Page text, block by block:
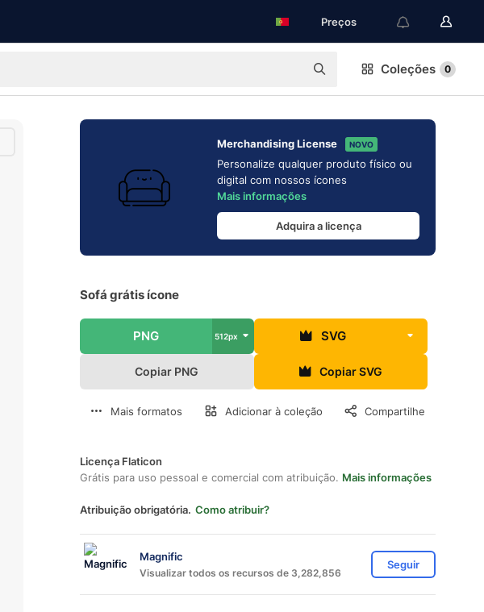
Preços
Coleções 0
Merchandising License NOVO
Personalize qualquer produto físico ou
digital com nossos ícones
Mais informações
Adquira a licença
Sofá grátis ícone
PNG 512px SVG
Copiar PNG Copiar SVG
Mais formatos Adicionar à coleção Compartilhe
Licença Flaticon
Grátis para uso pessoal e comercial com atribuição. Mais informações
Atribuição obrigatória. Como atribuir?
Magnific
Visualizar todos os recursos de 3,282,856
Seguir